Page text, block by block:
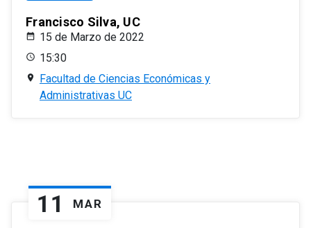
Francisco Silva, UC
15 de Marzo de 2022
15:30
Facultad de Ciencias Económicas y
Administrativas UC
11 MAR